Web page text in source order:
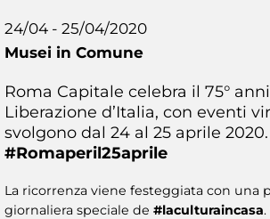
24/04 - 25/04/2020
Musei in Comune
Roma Capitale celebra il 75°
Liberazione d’Italia, con eventi
svolgono dal 24 al 25 aprile 2020.
#Romaperil25aprile
La ricorrenza viene festeggiata con una
giornaliera speciale de #laculturaincasa